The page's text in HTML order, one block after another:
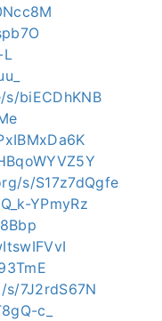
biECDhKNB
s/S17z7dQgfe
YPmyRz
7J2rdS67N
c_